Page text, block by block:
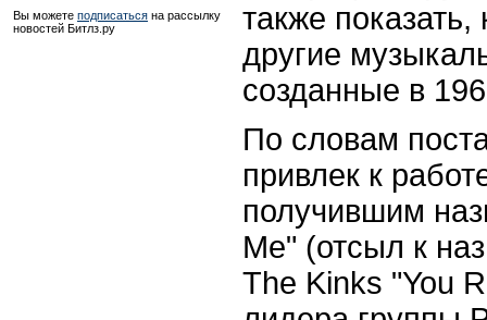
Вы можете подписаться на рассылку
новостей Битлз.ру
также
другие
созданные в
По словам
привлек к
получившим
Me" (отсыл к
The Kinks "You